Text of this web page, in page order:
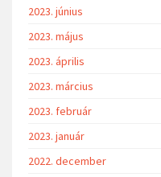
2023. június
2023. május
2023. április
2023. március
2023. február
2023. január
2022. december